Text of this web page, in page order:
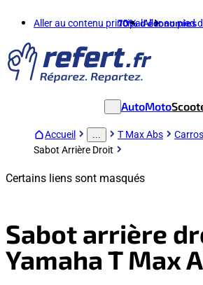
Aller au contenu principalAller au pied
70%d'économies
AutoMoto
Accueil T Max Abs
Sabot Arrière Droit
Certains liens sont masqués
Sabot arrière
Yamaha T Max